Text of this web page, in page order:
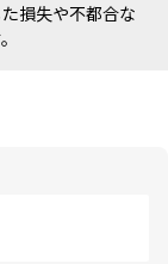
損失や不都合な